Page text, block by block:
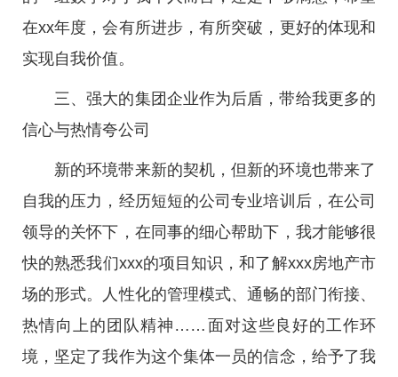
在xx年度，会有所进步，有所突破，更好的体现和
实现自我价值。
三、强大的集团企业作为后盾，带给我更多的
信心与热情夸公司
新的环境带来新的契机，但新的环境也带来了
自我的压力，经历短短的公司专业培训后，在公司
领导的关怀下，在同事的细心帮助下，我才能够很
快的熟悉我们xxx的项目知识，和了解xxx房地产市
场的形式。人性化的管理模式、通畅的部门衔接、
热情向上的团队精神……面对这些良好的工作环
境，坚定了我作为这个集体一员的信念，给予了我